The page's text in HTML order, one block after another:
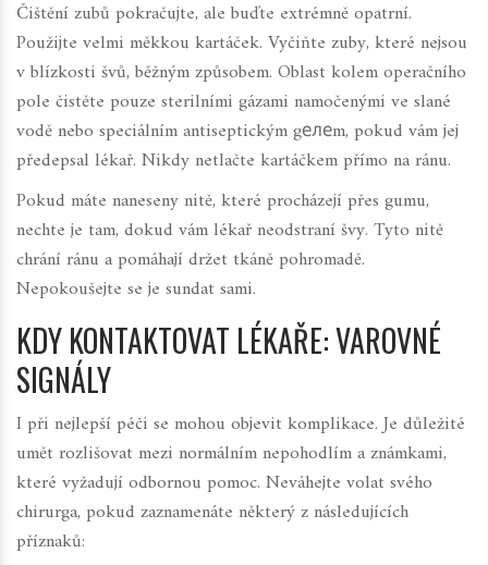
Čištění zubů pokračujte, ale buďte extrémně opatrní.
Použijte velmi měkkou kartáček. Vyčiňte zuby, které nejsou
v blízkosti švů, běžným způsobem. Oblast kolem operačního
pole čistěte pouze sterilními gázami namočenými ve slané
vodě nebo speciálním antiseptickým gелеm, pokud vám jej
předepsal lékař. Nikdy netlačte kartáčkem přímo na ránu.
Pokud máte naneseny nitě, které procházejí přes gumu,
nechte je tam, dokud vám lékař neodstraní švy. Tyto nitě
chrání ránu a pomáhají držet tkáně pohromadě.
Nepokoušejte se je sundat sami.
KDY KONTAKTOVAT LÉKAŘE: VAROVNÉ
SIGNÁLY
I při nejlepší péči se mohou objevit komplikace. Je důležité
umět rozlišovat mezi normálním nepohodlím a známkami,
které vyžadují odbornou pomoc. Neváhejte volat svého
chirurga, pokud zaznamenáte některý z následujících
příznaků: